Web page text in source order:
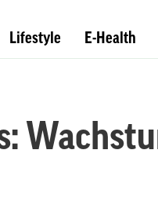
Lifestyle E-Health